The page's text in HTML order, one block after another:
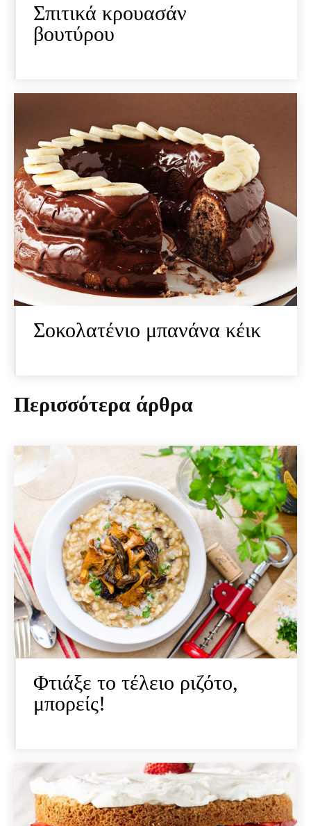
Σπιτικά κρουασάν
βουτύρου
Σοκολατένιο μπανάνα κέικ
Περισσότερα άρθρα
Φτιάξε το τέλειο ριζότο,
μπορείς!